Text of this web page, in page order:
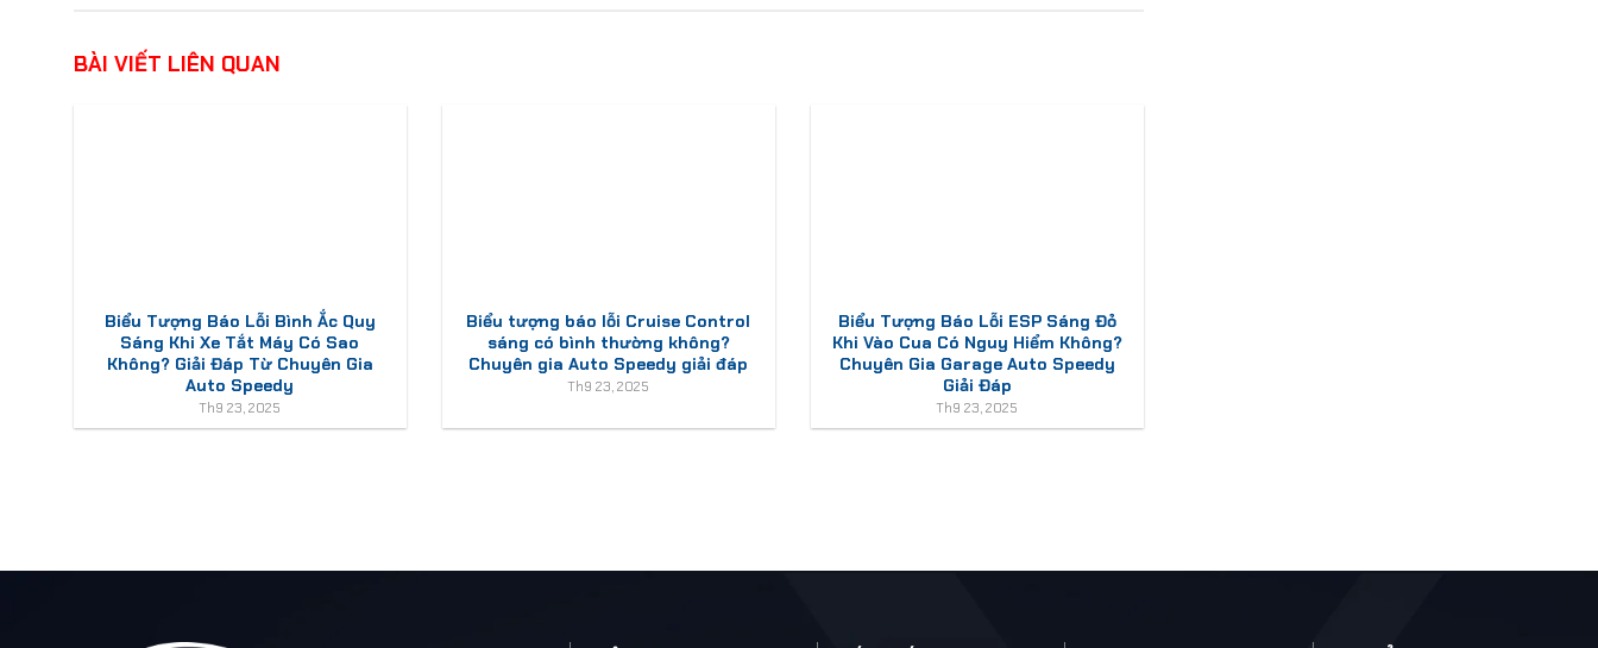
BÀI VIẾT LIÊN QUAN
Biểu Tượng Báo Lỗi Bình Ắc Quy
Sáng Khi Xe Tắt Máy Có Sao
Không? Giải Đáp Từ Chuyên Gia
Auto Speedy
Th9 23, 2025
Biểu tượng báo lỗi Cruise Control
sáng có bình thường không?
Chuyên gia Auto Speedy giải đáp
Th9 23, 2025
Biểu Tượng Báo Lỗi ESP Sáng Đỏ
Khi Vào Cua Có Nguy Hiểm Không?
Chuyên Gia Garage Auto Speedy
Giải Đáp
Th9 23, 2025